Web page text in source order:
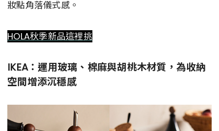
妝點角落儀式感。
HOLA秋季新品這裡挑
IKEA：運用玻璃、棉麻與胡桃木材質，為收納
空間增添沉穩感